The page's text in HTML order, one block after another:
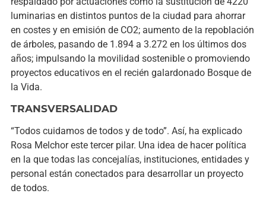
luminarias en distintos puntos de la ciudad para ahorrar
en costes y en emisión de CO2; aumento de la repoblación
de árboles, pasando de 1.894 a 3.272 en los últimos dos
años; impulsando la movilidad sostenible o promoviendo
proyectos educativos en el recién galardonado Bosque de
la Vida.
TRANSVERSALIDAD
“Todos cuidamos de todos y de todo”. Así, ha explicado
Rosa Melchor este tercer pilar. Una idea de hacer política
en la que todas las concejalías, instituciones, entidades y
personal están conectados para desarrollar un proyecto
de todos.